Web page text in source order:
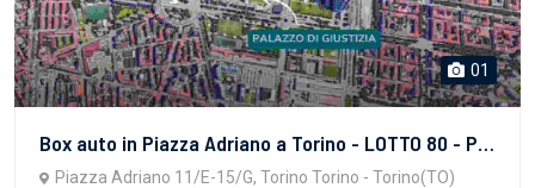
01
Box auto in Piazza Adriano a Torino - LOTTO 80 - PROPRIETA' SUPERFICIARIA - vendita telematica sulla piattaforma www.gobidreal.it n.32628.80
Piazza Adriano 11/E-15/G, Torino Torino - Torino(TO)